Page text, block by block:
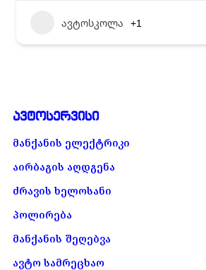
ავტოსკოლა +1
ავტოსერვისი
მანქანის ელექტრიკი
აირბაგის აღდგენა
ძრავის ხელოსანი
პოლირება
მანქანის შეღებვა
ავტო სამრეცხაო